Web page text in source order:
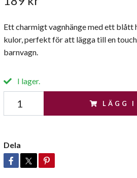
Ett charmigt vagnhänge med ett blått
kulor, perfekt för att lägga till en
barnvagn.
I lager.
LÄGG I
Dela